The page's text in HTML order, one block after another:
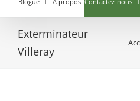
Exterminateur
Anjou
Exterminateur
Villeray